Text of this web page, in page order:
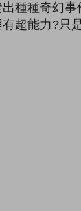
種種奇幻
超能力?只